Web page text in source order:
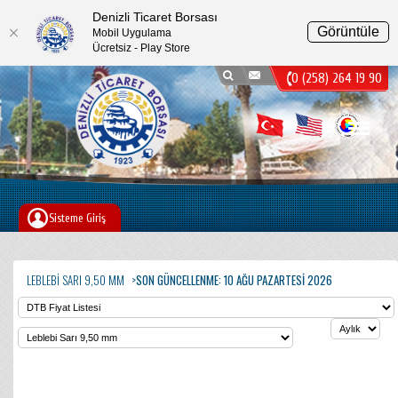
0 (258) 264 19 90
Sisteme Giriş
LEBLEBI SARI 9,50 MM SON GÜNCELLENME: 10 AĞU PAZARTESI 2026
Menu
Denizli Ticaret Borsası
Mobil Uygulama
Ücretsiz - Play Store
Görüntüle